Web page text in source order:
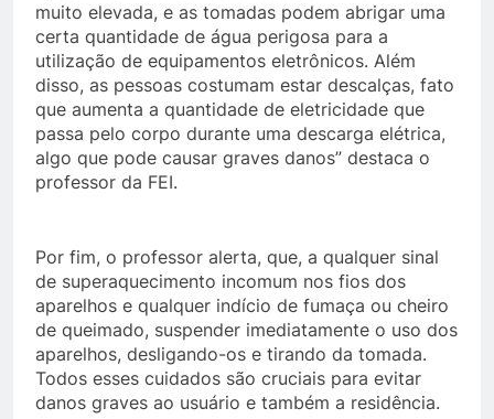
muito elevada, e as tomadas podem abrigar uma
certa quantidade de água perigosa para a
utilização de equipamentos eletrônicos. Além
disso, as pessoas costumam estar descalças, fato
que aumenta a quantidade de eletricidade que
passa pelo corpo durante uma descarga elétrica,
algo que pode causar graves danos” destaca o
professor da FEI.
Por fim, o professor alerta, que, a qualquer sinal
de superaquecimento incomum nos fios dos
aparelhos e qualquer indício de fumaça ou cheiro
de queimado, suspender imediatamente o uso dos
aparelhos, desligando-os e tirando da tomada.
Todos esses cuidados são cruciais para evitar
danos graves ao usuário e também a residência.